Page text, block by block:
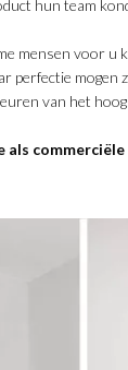
hun team
mensen voor u
mogen
van het